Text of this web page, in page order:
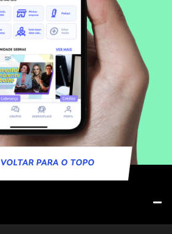
VOLTAR PARA O TOPO